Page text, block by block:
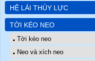
HỆ LÁI THỦY LỰC
TỜI KÉO NEO
Tời kéo neo
Neo và xích neo